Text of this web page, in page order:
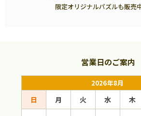
限定オリジナルパズルも販売
営業日のご案内
2026年8月
日 月 火 水 木